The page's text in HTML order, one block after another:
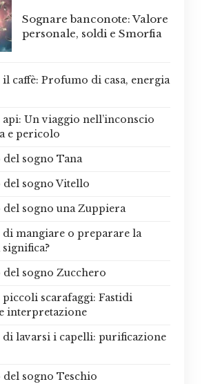
Sognare banconote: Valore
personale, soldi e Smorfia
il caffè: Profumo di casa, energia
api: Un viaggio nell’inconscio
e pericolo
sogno Tana
sogno Vitello
sogno una Zuppiera
di mangiare o preparare la
significa?
sogno Zucchero
piccoli scarafaggi: Fastidi
interpretazione
di lavarsi i capelli: purificazione
sogno Teschio